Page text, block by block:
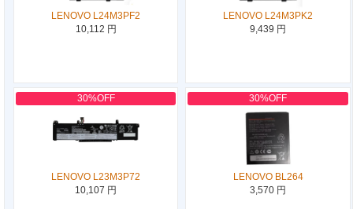
LENOVO L24M3PF2
10,112 円
LENOVO L24M3PK2
9,439 円
30%OFF
LENOVO L23M3P72
10,107 円
30%OFF
LENOVO BL264
3,570 円